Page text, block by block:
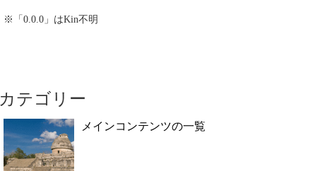
※「0.0.0」はKin不明
カテゴリー
メインコンテンツの一覧